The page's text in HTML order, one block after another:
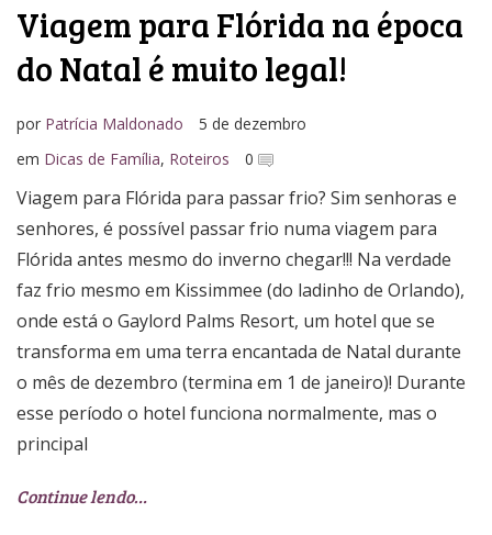
Viagem para Flórida na época
do Natal é muito legal!
por Patrícia Maldonado
5 de dezembro
em Dicas de Família, Roteiros 0
Viagem para Flórida para passar frio? Sim senhoras e
senhores, é possível passar frio numa viagem para
Flórida antes mesmo do inverno chegar!!! Na verdade
faz frio mesmo em Kissimmee (do ladinho de Orlando),
onde está o Gaylord Palms Resort, um hotel que se
transforma em uma terra encantada de Natal durante
o mês de dezembro (termina em 1 de janeiro)! Durante
esse período o hotel funciona normalmente, mas o
principal
Continue lendo…